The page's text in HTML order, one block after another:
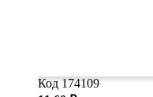
Код 174109